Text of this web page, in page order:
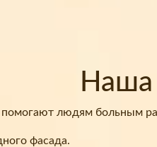
Наша
помогают людям больным
фасада.